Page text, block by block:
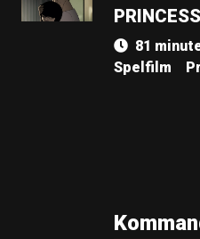
PRINCESS
81
Spelfilm